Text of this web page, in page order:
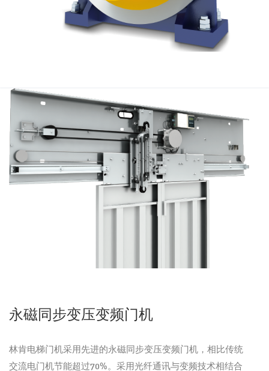
永磁同步变压变频门机
林肯电梯门机采用先进的永磁同步变压变频门机，相比传统
交流电门机节能超过70%。采用光纤通讯与变频技术相结合